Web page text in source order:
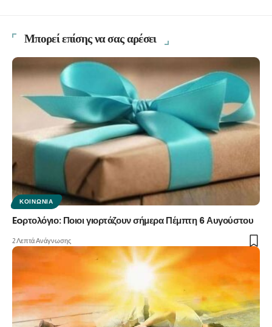
Μπορεί επίσης να σας αρέσει
ΚΟΙΝΩΝΊΑ
Eoρτολόγιο: Ποιοι γιορτάζουν σήμερα Πέμπτη 6 Αυγούστου
2 Λεπτά Ανάγνωσης